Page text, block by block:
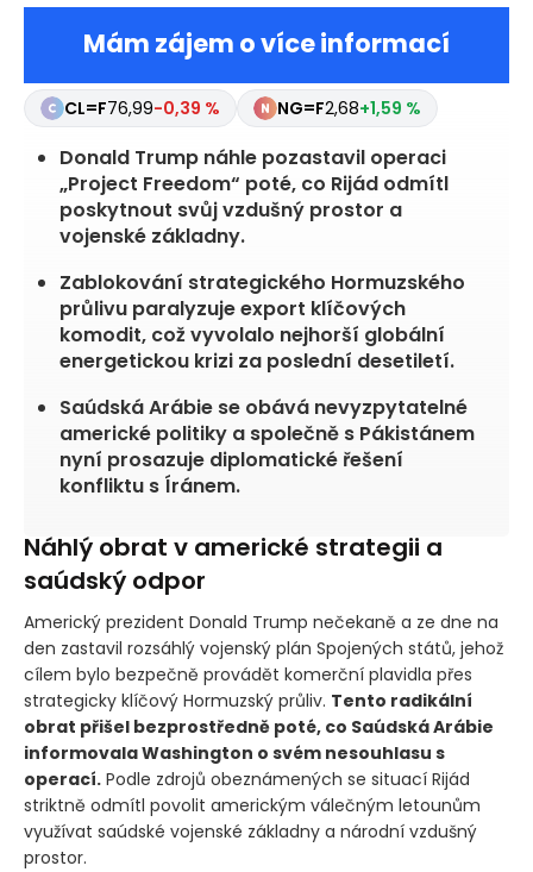
Mám zájem o více informací
CL=F76,99-0,39 % NG=F2,68+1,59 %
Donald Trump náhle pozastavil operaci
„Project Freedom“ poté, co Rijád odmítl
poskytnout svůj vzdušný prostor a
vojenské základny.
Zablokování strategického Hormuzského
průlivu paralyzuje export klíčových
komodit, což vyvolalo nejhorší globální
energetickou krizi za poslední desetiletí.
Saúdská Arábie se obává nevyzpytatelné
americké politiky a společně s Pákistánem
nyní prosazuje diplomatické řešení
konfliktu s Íránem.
Náhlý obrat v americké strategii a
saúdský odpor
Americký prezident Donald Trump nečekaně a ze dne na
den zastavil rozsáhlý vojenský plán Spojených států, jehož
cílem bylo bezpečně provádět komerční plavidla přes
strategicky klíčový Hormuzský průliv. Tento radikální
obrat přišel bezprostředně poté, co Saúdská Arábie
informovala Washington o svém nesouhlasu s
operací. Podle zdrojů obeznámených se situací Rijád
striktně odmítl povolit americkým válečným letounům
využívat saúdské vojenské základny a národní vzdušný
prostor.